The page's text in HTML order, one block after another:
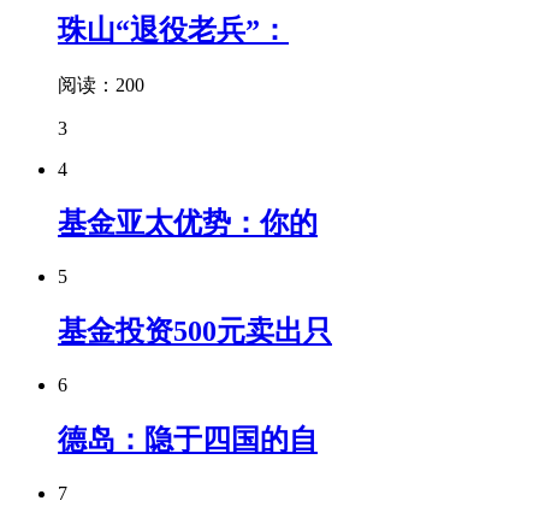
珠山“退役老兵”：
阅读：200
3
4
基金亚太优势：你的
5
基金投资500元卖出只
6
德岛：隐于四国的自
7